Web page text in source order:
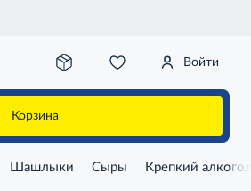
Войти
Корзина
Шашлыки Сыры Крепкий